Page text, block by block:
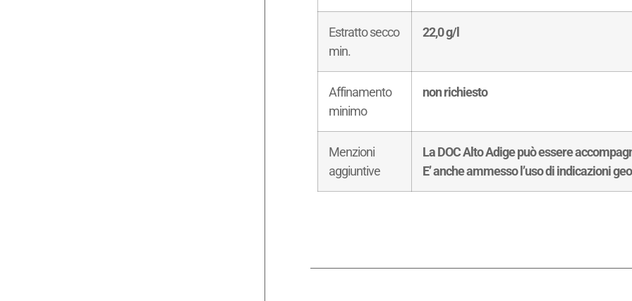
Estratto secco
min.
22,0 g/l
Affinamento
minimo
non richiesto
Menzioni
aggiuntive
La DOC Alto Adige può essere
E’ anche ammesso l’uso di indicazioni